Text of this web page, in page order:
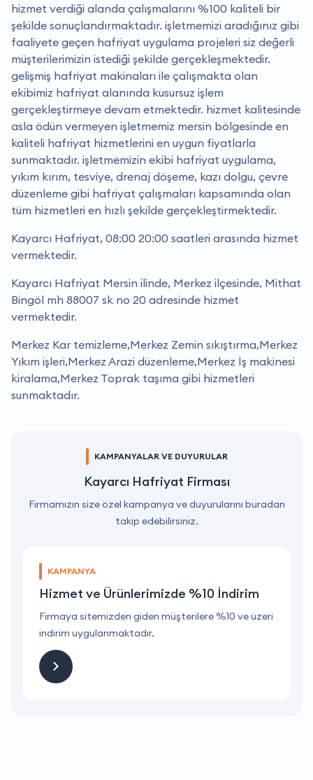
hizmet verdiği alanda çalışmalarını %100 kaliteli bir
şekilde sonuçlandırmaktadır. i̇şletmemizi aradığınız gibi
faaliyete geçen hafriyat uygulama projeleri siz değerli
müşterilerimizin istediği şekilde gerçekleşmektedir.
gelişmiş hafriyat makinaları ile çalışmakta olan
ekibimiz hafriyat alanında kusursuz işlem
gerçekleştirmeye devam etmektedir. hizmet kalitesinde
asla ödün vermeyen işletmemiz mersin bölgesinde en
kaliteli hafriyat hizmetlerini en uygun fiyatlarla
sunmaktadır. i̇şletmemizin ekibi hafriyat uygulama,
yıkım kırım, tesviye, drenaj döşeme, kazı dolgu, çevre
düzenleme gibi hafriyat çalışmaları kapsamında olan
tüm hizmetleri en hızlı şekilde gerçekleştirmektedir.
Kayarcı Hafriyat, 08:00 20:00 saatleri arasında hizmet
vermektedir.
Kayarcı Hafriyat Mersin ilinde, Merkez ilçesinde, Mithat
Bingöl mh 88007 sk no 20 adresinde hizmet
vermektedir.
Merkez Kar temizleme,Merkez Zemin sıkıştırma,Merkez
Yıkım işleri,Merkez Arazi düzenleme,Merkez İş makinesi
kiralama,Merkez Toprak taşıma gibi hizmetleri
sunmaktadır.
KAMPANYALAR VE DUYURULAR
Kayarcı Hafriyat Firması
Firmamızın size özel kampanya ve duyurularını buradan
takip edebilirsiniz.
KAMPANYA
Hizmet ve Ürünlerimizde %10 İndirim
Firmaya sitemizden giden müşterilere %10 ve üzeri
indirim uygulanmaktadır.